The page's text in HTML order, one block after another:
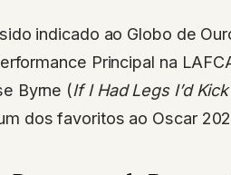
indicado ao Globo de
Principal na
Byrne (If I Had Legs I’d
dos favoritos ao Oscar